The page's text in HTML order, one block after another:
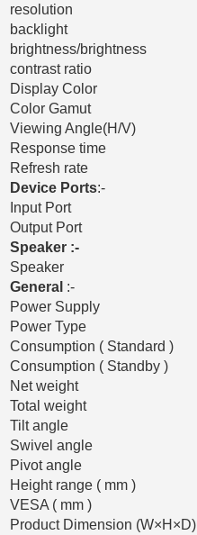
resolution
backlight
brightness/brightness
contrast ratio
Display Color
Color Gamut
Viewing Angle(H/V)
Response time
Refresh rate
Device Ports:-
Input Port
Output Port
Speaker :-
Speaker
General :-
Power Supply
Power Type
Consumption ( Standard )
Consumption ( Standby )
Net weight
Total weight
Tilt angle
Swivel angle
Pivot angle
Height range ( mm )
VESA ( mm )
Product Dimension (W×H×D)